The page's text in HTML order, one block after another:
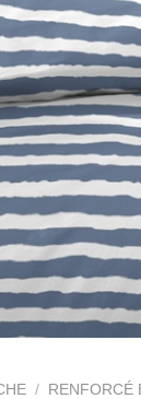
/ RENFORCÉ